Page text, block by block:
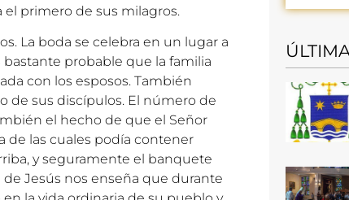
el primero de sus milagros.
La boda se celebra en un lugar a
probable que la familia
con los esposos. También
de sus discípulos. El número de
el hecho de que el Señor
de las cuales podía contener
y seguramente el banquete
Jesús nos enseña que durante